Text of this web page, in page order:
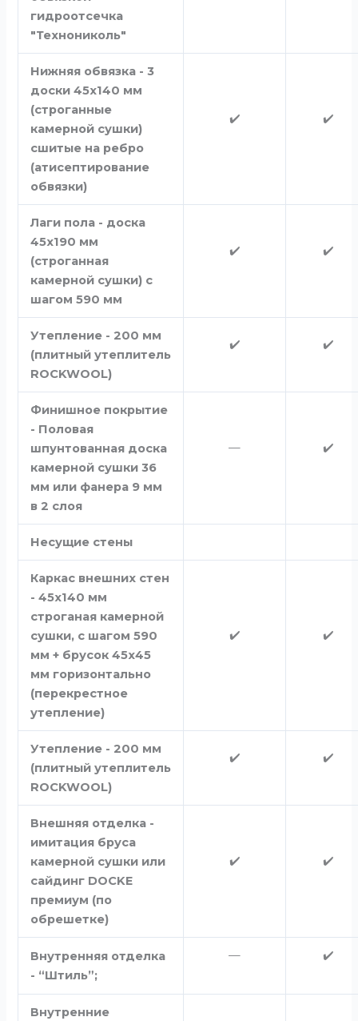
гидроотсечка
"Технониколь"
Нижняя обвязка - 3
доски 45х140 мм
(строганные
камерной сушки)
сшитые на ребро
(атисептирование
обвязки)
✔️ ✔️
Лаги пола - доска
45х190 мм
(строганная
камерной сушки) с
шагом 590 мм
✔️ ✔️
Утепление - 200 мм
(плитный утеплитель
ROCKWOOL)
✔️ ✔️
Финишное покрытие
- Половая
шпунтованная доска
камерной сушки 36
мм или фанера 9 мм
в 2 слоя
— ✔️
Несущие стены
Каркас внешних стен
- 45х140 мм
строганая камерной
сушки, с шагом 590
мм + брусок 45х45
мм горизонтально
(перекрестное
утепление)
✔️ ✔️
Утепление - 200 мм
(плитный утеплитель
ROCKWOOL)
✔️ ✔️
Внешняя отделка -
имитация бруса
камерной сушки или
сайдинг DOCKE
премиум (по
обрешетке)
✔️ ✔️
Внутренняя отделка
- “Штиль”;
— ✔️
Внутренние